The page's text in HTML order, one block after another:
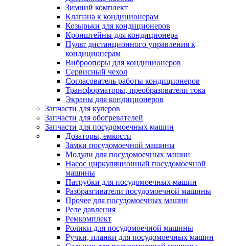
Зимний комплект
Клапана к кондиционерам
Козырьки для кондиционеров
Кронштейны для кондиционера
Пульт дистанционного управления к
кондиционерам
Виброопоры для кондиционеров
Сервисный чехол
Согласователь работы кондиционеров
Трансформаторы, преобразователи тока
Экраны для кондиционеров
Запчасти для кулеров
Запчасти для обогревателей
Запчасти для посудомоечных машин
Дозаторы, емкости
Замки посудомоечной машины
Модули для посудомоечных машин
Насос циркуляционный посудомоечной
машины
Патрубки для посудомоечных машин
Разбразгиватели посудомоечной машины
Прочее для посудомоечных машин
Реле давления
Ремкомплект
Ролики для посудомоечной машины
Ручки, планки для посудомоечных машин